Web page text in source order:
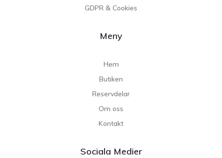
GDPR & Cookies
Meny
Hem
Butiken
Reservdelar
Om oss
Kontakt
Sociala Medier